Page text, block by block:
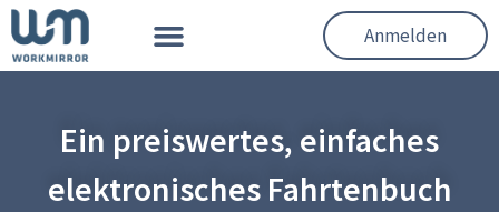
Zum
Inhalt
springen
Menü Anmelden
Ein preiswertes, einfaches
elektronisches Fahrtenbuch